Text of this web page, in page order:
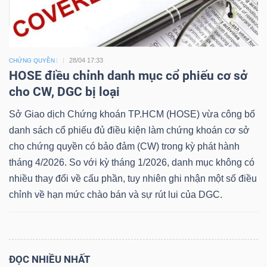
CHỨNG QUYỀN 28/04 17:33
HOSE điều chỉnh danh mục cổ phiếu cơ sở
cho CW, DGC bị loại
Sở Giao dịch Chứng khoán TP.HCM (HOSE) vừa công bố
danh sách cổ phiếu đủ điều kiện làm chứng khoán cơ sở
cho chứng quyền có bảo đảm (CW) trong kỳ phát hành
tháng 4/2026. So với kỳ tháng 1/2026, danh mục không có
nhiều thay đổi về cấu phần, tuy nhiên ghi nhận một số điều
chỉnh về hạn mức chào bán và sự rút lui của DGC.
ĐỌC NHIỀU NHẤT
Dữ
liệu
tài